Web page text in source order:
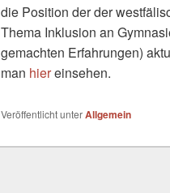
die Position der der
Thema Inklusion an
gemachten Erfahrungen)
man hiereinsehen.
Veröffentlicht unterAllgemein